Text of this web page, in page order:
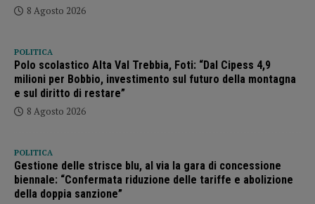
8 Agosto 2026
POLITICA
Polo scolastico Alta Val Trebbia, Foti: “Dal Cipess 4,9
milioni per Bobbio, investimento sul futuro della montagna
e sul diritto di restare”
8 Agosto 2026
POLITICA
Gestione delle strisce blu, al via la gara di concessione
biennale: “Confermata riduzione delle tariffe e abolizione
della doppia sanzione”